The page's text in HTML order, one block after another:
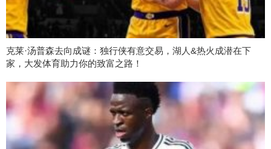
克莱·汤普森去向成谜：独行侠有意交易，湖人&热火成潜在下
家，大发体育助力你的致富之路！